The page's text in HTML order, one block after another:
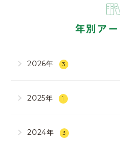
年別ア
2026年 3
2025年 1
2024年 3